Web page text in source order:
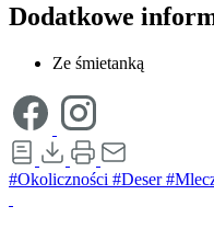
Dodatkowe
Ze śmietanką
#Okoliczności #Deser